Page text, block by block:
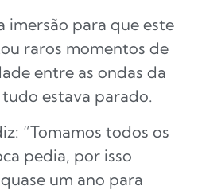
imersão para que este
raros momentos de
entre as ondas da
estava parado.
“Tomamos todos os
pedia, por isso
um ano para